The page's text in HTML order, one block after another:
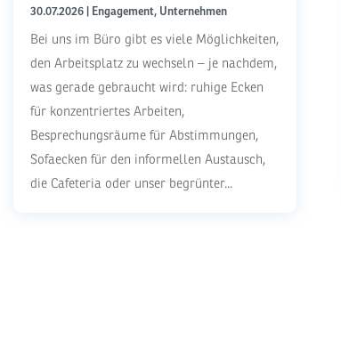
30.07.2026| Engagement, Unternehmen
Bei uns im Büro gibt es viele Möglichkeiten,
den Arbeitsplatz zu wechseln – je nachdem,
was gerade gebraucht wird: ruhige Ecken
für konzentriertes Arbeiten,
Besprechungsräume für Abstimmungen,
Sofaecken für den informellen Austausch,
die Cafeteria oder unser begrünter...